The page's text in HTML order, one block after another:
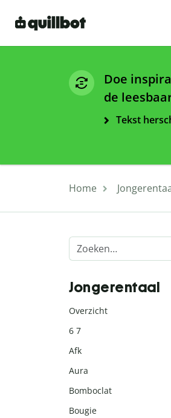
Doe
de
Tekst
Home
Jongerentaal
Overzicht
6 7
Afk
Aura
Bomboclat
Bougie